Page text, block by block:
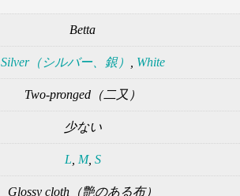
Betta
Silver（シルバー、銀） White
Two-pronged（二又）
少ない
L M, S
Glossy cloth（艶のある布）